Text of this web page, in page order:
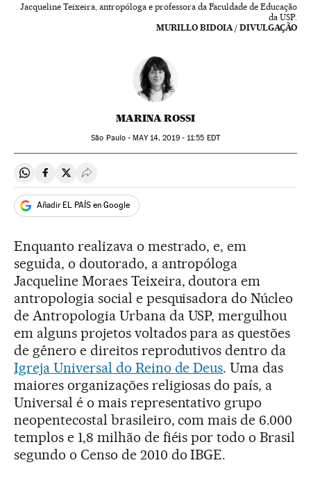
Jacqueline Teixeira, antropóloga e professora da Faculdade de Educação
da USP.
MURILLO BIDOIA / DIVULGAÇÃO
MARINA ROSSI
São Paulo -MAY14, 2019 - 11:55 EDT
Compartir en Whatsapp
Compartir en Facebook
Compartir en Twitter
Desplegar Redes Sociales
Añadir EL PAÍS en Google
Enquanto realizava o mestrado, e, em
seguida, o doutorado, a antropóloga
Jacqueline Moraes Teixeira, doutora em
antropologia social e pesquisadora do Núcleo
de Antropologia Urbana da USP, mergulhou
em alguns projetos voltados para as questões
de gênero e direitos reprodutivos dentro da
Igreja Universal do Reino de Deus. Uma das
maiores organizações religiosas do país, a
Universal é o mais representativo grupo
neopentecostal brasileiro, com mais de 6.000
templos e 1,8 milhão de fiéis por todo o Brasil
segundo o Censo de 2010 do IBGE.